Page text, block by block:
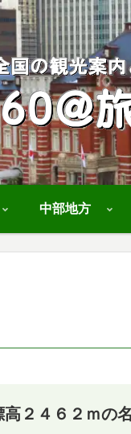
中部地方
２４６２ｍの